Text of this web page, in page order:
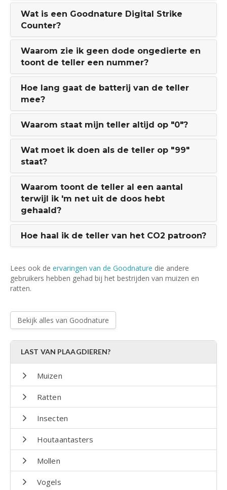
Wat is een Goodnature Digital Strike
Counter?
Waarom zie ik geen dode ongedierte en
toont de teller een nummer?
Hoe lang gaat de batterij van de teller
mee?
Waarom staat mijn teller altijd op "0"?
Wat moet ik doen als de teller op "99"
staat?
Waarom toont de teller al een aantal
terwijl ik 'm net uit de doos hebt
gehaald?
Hoe haal ik de teller van het CO2 patroon?
Lees ook de ervaringen van de Goodnature die andere
gebruikers hebben gehad bij het bestrijden van muizen en
ratten.
Bekijk alles van Goodnature
LAST VAN PLAAGDIEREN?
Muizen
Ratten
Insecten
Houtaantasters
Mollen
Vogels